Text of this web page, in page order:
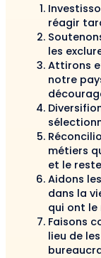
réagir
les
Attirons
notre
métiers
et le
Aidons
dans la
qui ont le
Faisons
lieu de